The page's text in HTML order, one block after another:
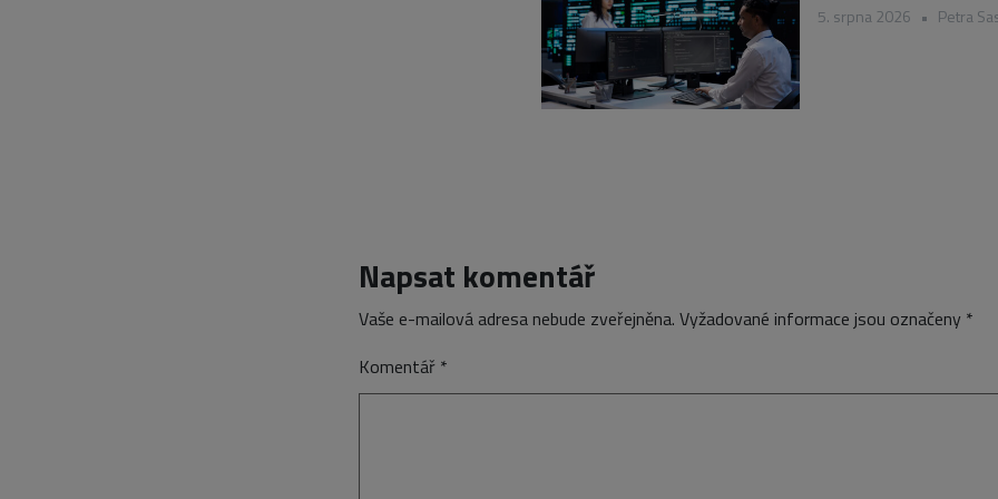
5. srpna 2026 • Petra
Napsat komentář
Vaše e-mailová adresa nebude zveřejněna. Vyžadované informace jsou označeny *
Komentář *